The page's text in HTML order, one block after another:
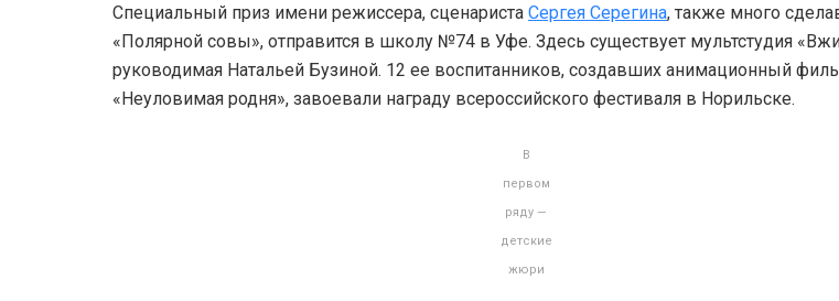
Специальный приз имени режиссера, сценариста Сергея Серегина, также много
«Полярной совы», отправится в школу №74 в Уфе. Здесь существует мультстудия
руководимая Натальей Бузиной. 12 ее воспитанников, создавших анимационный
«Неуловимая родня», завоевали награду всероссийского фестиваля в Норильске.
В
первом
ряду —
детские
жюри